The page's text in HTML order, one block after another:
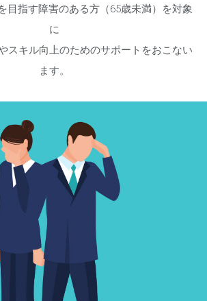
目指す障害のある方（65歳未満）を対象
に
スキル向上のためのサポートをおこない
ます。